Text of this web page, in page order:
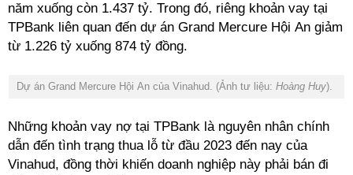
năm xuống còn 1.437 tỷ. Trong đó, riêng khoản vay tại
TPBank liên quan đến dự án Grand Mercure Hội An giảm
từ 1.226 tỷ xuống 874 tỷ đồng.
Dự án Grand Mercure Hội An của Vinahud. (Ảnh tư liệu: Hoàng Huy).
Những khoản vay nợ tại TPBank là nguyên nhân chính
dẫn đến tình trạng thua lỗ từ đầu 2023 đến nay của
Vinahud, đồng thời khiến doanh nghiệp này phải bán đi